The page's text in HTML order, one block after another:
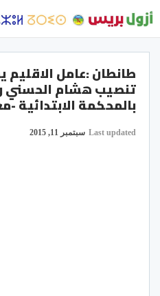
طانطان :عامل
تنصيب هشام الحسني
بالمحكمة الابتدائية
Last updated سبتمبر 11, 2015